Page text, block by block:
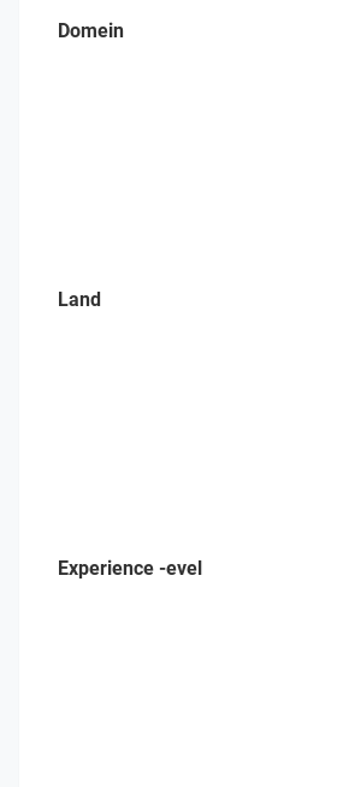
Domein
Land
Experience -evel